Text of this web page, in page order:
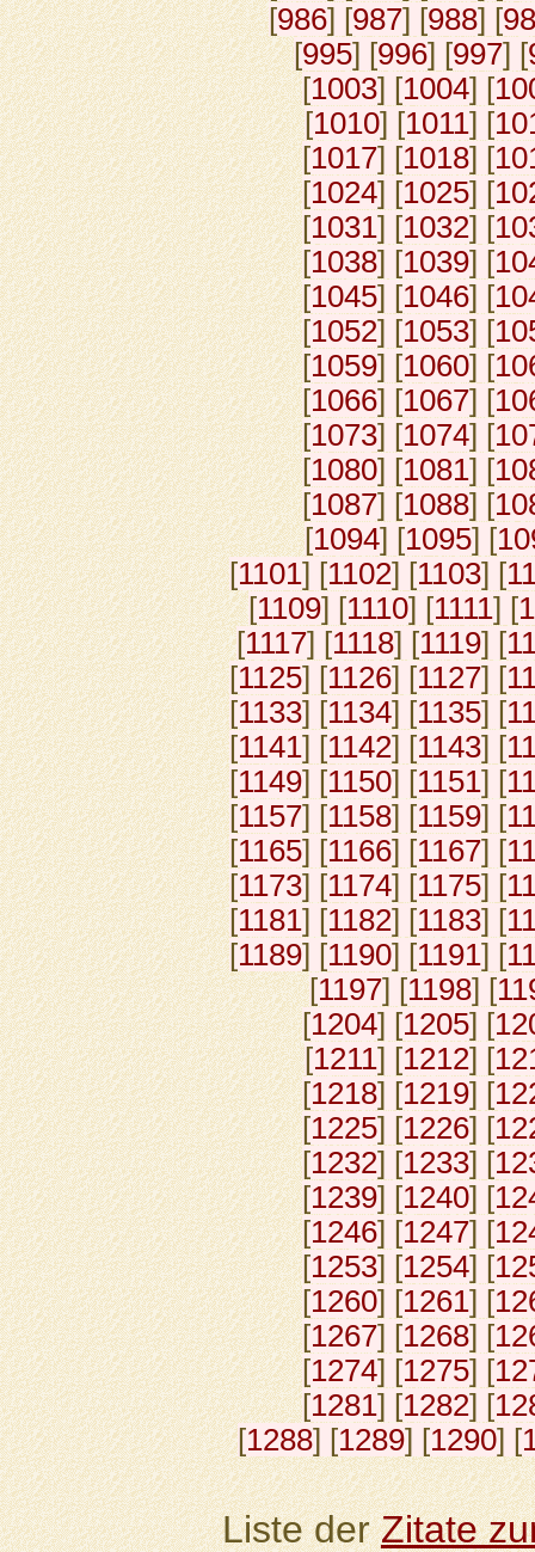
[986] [987] [988] [
[995] [996] [997] [
[1003] [1004] [
[1010] [1011] [
[1017] [1018] [
[1024] [1025] [
[1031] [1032] [
[1038] [1039] [
[1045] [1046] [
[1052] [1053] [
[1059] [1060] [
[1066] [1067] [
[1073] [1074] [
[1080] [1081] [
[1087] [1088] [
[1094] [1095] [
[1101] [1102] [1103] [
[1109] [1110] [1111] [
[1117] [1118] [1119] [
[1125] [1126] [1127] [
[1133] [1134] [1135] [
[1141] [1142] [1143] [
[1149] [1150] [1151] [
[1157] [1158] [1159] [
[1165] [1166] [1167] [
[1173] [1174] [1175] [
[1181] [1182] [1183] [
[1189] [1190] [1191] [
[1197] [1198] [
[1204] [1205] [
[1211] [1212] [
[1218] [1219] [
[1225] [1226] [
[1232] [1233] [
[1239] [1240] [
[1246] [1247] [
[1253] [1254] [
[1260] [1261] [
[1267] [1268] [
[1274] [1275] [
[1281] [1282] [
[1288] [1289] [1290] [
Liste derZitate